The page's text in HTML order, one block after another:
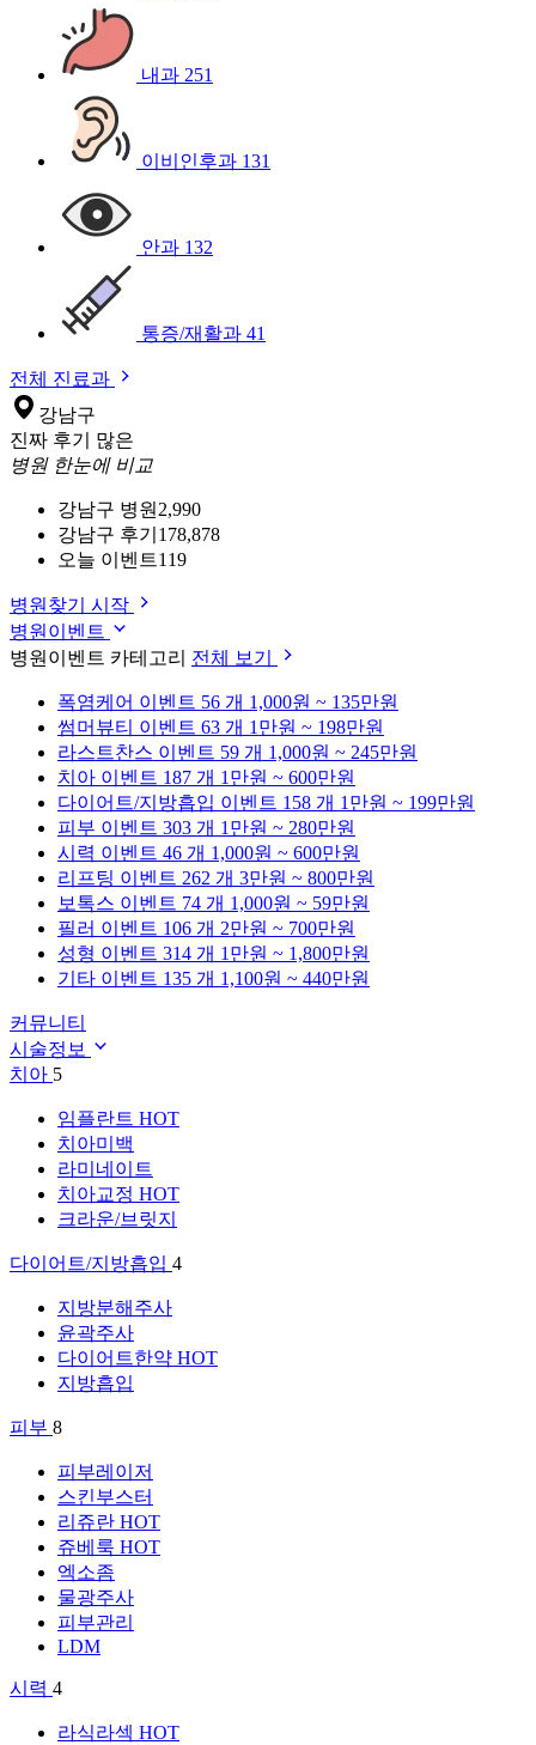
내과 251
이비인후과 131
안과 132
통증/재활과 41
전체 진료과
강남구
진짜 후기 많은
병원 한눈에 비교
강남구 병원 2,990
강남구 후기 178,878
오늘 이벤트119
병원찾기 시작
병원이벤트
병원이벤트 카테고리 전체 보기
폭염케어 이벤트 56 개 1,000원 ~ 135만원
썸머뷰티 이벤트 63 개 1만원 ~ 198만원
라스트찬스 이벤트 59 개 1,000원 ~ 245만원
치아 이벤트 187 개 1만원 ~ 600만원
다이어트/지방흡입 이벤트 158 개 1만원 ~ 199만원
피부 이벤트 303 개 1만원 ~ 280만원
시력 이벤트 46 개 1,000원 ~ 600만원
리프팅 이벤트 262 개 3만원 ~ 800만원
보톡스 이벤트 74 개 1,000원 ~ 59만원
필러 이벤트 106 개 2만원 ~ 700만원
성형 이벤트 314 개 1만원 ~ 1,800만원
기타 이벤트 135 개 1,100원 ~ 440만원
커뮤니티
시술정보
치아 5
임플란트 HOT
치아미백
라미네이트
치아교정 HOT
크라운/브릿지
다이어트/지방흡입 4
지방분해주사
윤곽주사
다이어트한약 HOT
지방흡입
피부 8
피부레이저
스킨부스터
리쥬란 HOT
쥬베룩 HOT
엑소좀
물광주사
피부관리
LDM
시력 4
라식라섹 HOT